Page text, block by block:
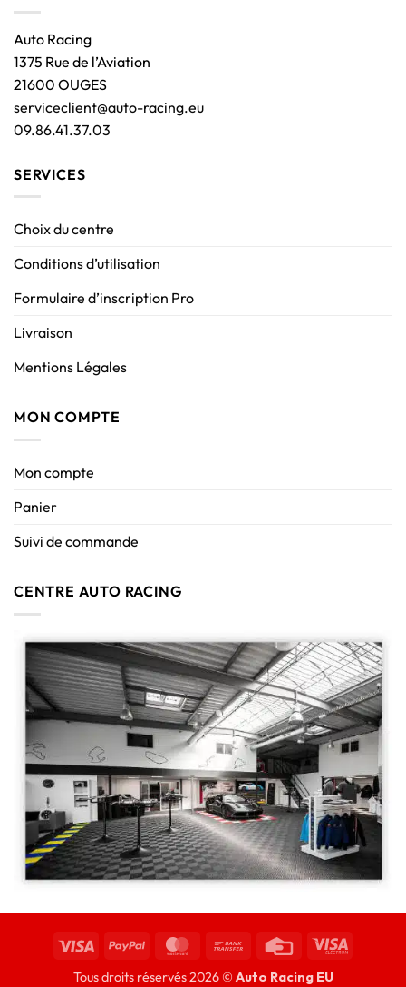
Auto Racing
1375 Rue de l’Aviation
21600 OUGES
serviceclient@auto-racing.eu
09.86.41.37.03
SERVICES
Choix du centre
Conditions d’utilisation
Formulaire d’inscription Pro
Livraison
Mentions Légales
MON COMPTE
Mon compte
Panier
Suivi de commande
CENTRE AUTO RACING
Tous droits réservés 2026 © Auto Racing EU